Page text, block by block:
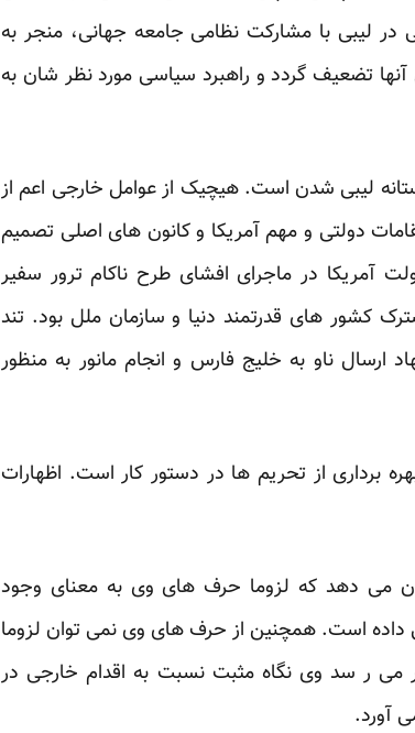
در لیبی با مشارکت نظامی جامعه جهانی، منجر به
تضعیف گردد و راهبرد سیاسی مورد نظر شان به
لیبی شدن است. هیچیک از عوامل خارجی اعم از
دولتی و مهم آمریکا و کانون های اصلی تصمیم
آمریکا در ماجرای افشای طرح ناکام ترور سفیر
کشور های قدرتمند دنیا و سازمان ملل بود. تند
ارسال ناو به خلیج فارس و انجام مانور به منظور
برداری از تحریم ها در دستور کار است. اظهارات
می دهد که لزوما حرف های وی به معنای وجود
است. همچنین از حرف های وی نمی توان لزوما
می ر سد وی نگاه مثبت نسبت به اقدام خارجی در
آورد.